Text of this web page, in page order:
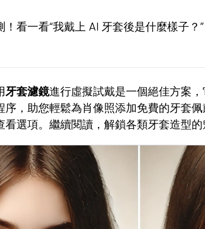
看一看“我戴上 AI 牙套後是什麼樣子？
牙套濾鏡進行虛擬試戴是一個絕佳方案
，助您輕鬆為肖像照添加免費的牙套
選項。繼續閱讀，解鎖各類牙套造型的